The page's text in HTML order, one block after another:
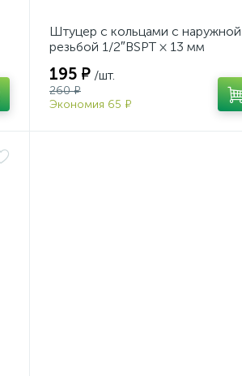
Штуцер с кольцами с наружной
резьбой 1/2″BSPT × 13 мм
195 ₽ /шт.
260 ₽
Экономия 65 ₽